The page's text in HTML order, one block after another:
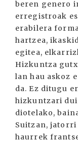
beren genero
erregistroak
erabilera
hartzea,
egitea,
Hizkuntza
lan hau askoz
da. Ez ditugu
hizkuntzari
diotelako,
Suitzan,
haurrek